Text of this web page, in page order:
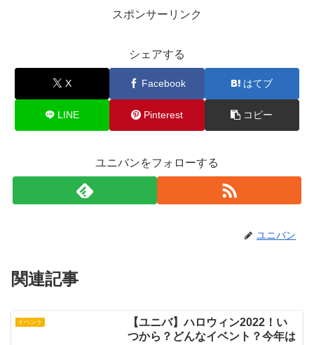
スポンサーリンク
シェアする
X Facebook はてブ
LINE Pinterest コピー
ユニバンをフォローする
ユニバン
関連記事
イベント
【ユニバ】ハロウィン2022！い
つから？どんなイベント？今年は